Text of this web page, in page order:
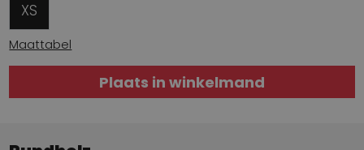
XS
Maattabel
Plaats in winkelmand